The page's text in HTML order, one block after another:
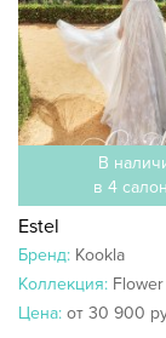
В
в 4
Estel
Бренд: Kookla
Коллекция:
Цена: от 30 900